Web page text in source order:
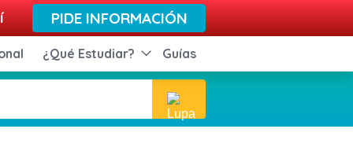
PIDE INFORMACIÓN
¿Qué Estudiar? Guías